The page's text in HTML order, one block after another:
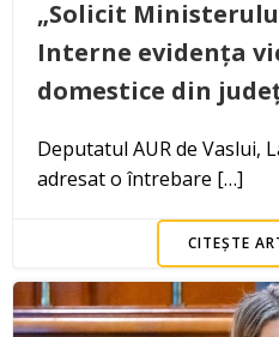
„Solicit
Interne evidența
domestice din
Deputatul AUR de Vaslui,
adresat o întrebare […]
CITEȘTE